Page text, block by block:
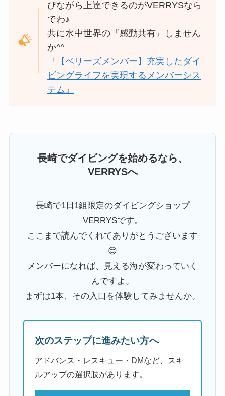
びながら上達できるのがVERRYSなら
でわ♪
共に水中世界の『感動共有』しません
か^^
『【ベリーズメンバー】充実したダイ
ビングライフを実現するメンバーシス
テム』
長崎でダイビングを始めるなら、
VERRYSへ
長崎で1日1組限定のダイビングショップ
VERRYSです。
ここまで読んでくれてありがとうございます
😊
メンバーになれば、見える海が変わっていく
んですよ。
まずは1本、その入口を体験してみませんか。
次のステップに進みたい方へ
アドバンス・レスキュー・DMなど、スキ
ルアップの選択肢があります。